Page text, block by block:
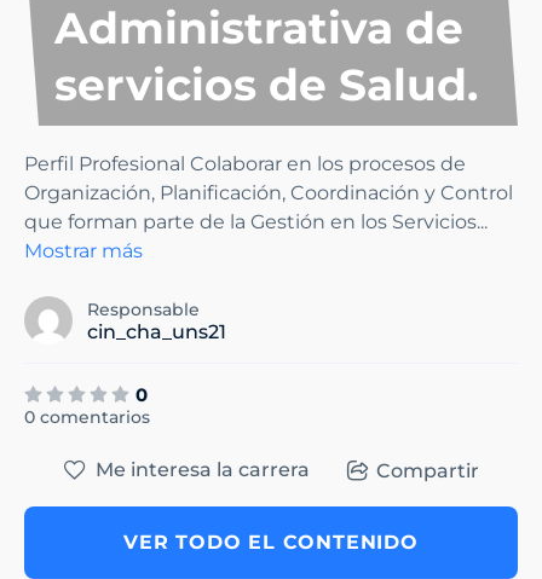
Administrativa de
servicios de Salud.
Perfil Profesional Colaborar en los procesos de
Organización, Planificación, Coordinación y Control
que forman parte de la Gestión en los Servicios...
Mostrar más
Responsable
cin_cha_uns21
0
0 comentarios
Me interesa la carrera Compartir
VER TODO EL CONTENIDO